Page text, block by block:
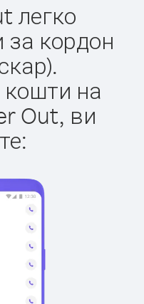
легко
за кордон
на
Out, ви